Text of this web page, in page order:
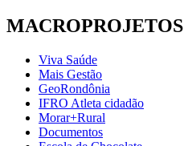
MACROPROJETOS
Viva Saúde
Mais Gestão
GeoRondônia
IFRO Atleta cidadão
Morar+Rural
Documentos